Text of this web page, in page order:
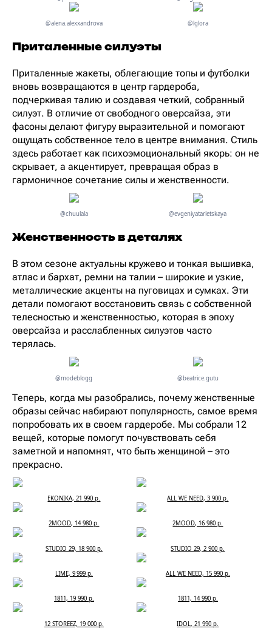
@alena.alexxandrova @lglora
Приталенные силуэты
Приталенные жакеты, облегающие топы и футболки
вновь возвращаются в центр гардероба,
подчеркивая талию и создавая четкий, собранный
силуэт. В отличие от свободного оверсайза, эти
фасоны делают фигуру выразительной и помогают
ощущать собственное тело в центре внимания. Стиль
здесь работает как психоэмоциональный якорь: он не
скрывает, а акцентирует, превращая образ в
гармоничное сочетание силы и женственности.
@chuulala @evgeniyatarletskaya
Женственность в деталях
В этом сезоне актуальны кружево и тонкая вышивка,
атлас и бархат, ремни на талии – широкие и узкие,
металлические акценты на пуговицах и сумках. Эти
детали помогают восстановить связь с собственной
телесностью и женственностью, которая в эпоху
оверсайза и расслабленных силуэтов часто
терялась.
@modeblogg @beatrice.gutu
Теперь, когда мы разобрались, почему женственные
образы сейчас набирают популярность, самое время
попробовать их в своем гардеробе. Мы собрали 12
вещей, которые помогут почувствовать себя
заметной и напомнят, что быть женщиной – это
прекрасно.
EKONIKA, 21 990 р. ALL WE NEED, 3 900 р.
2MOOD, 14 980 р. 2MOOD, 16 980 р.
STUDIO 29, 18 900 р. STUDIO 29, 2 900 р.
LIME, 9 999 р. ALL WE NEED, 15 990 р.
1811, 19 990 р. 1811, 14 990 р.
12 STOREEZ, 19 000 р. IDOL, 21 990 р.